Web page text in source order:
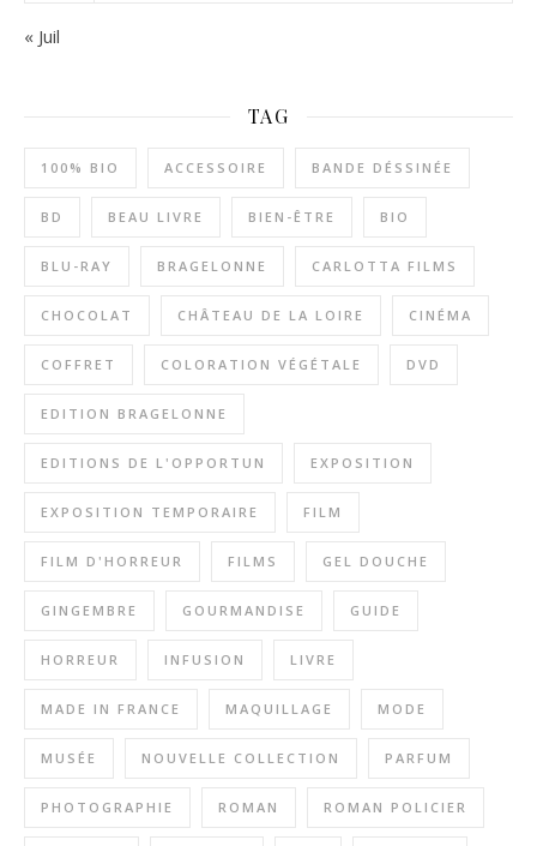
« Juil
TAG
100% BIO ACCESSOIRE BANDE DÉSSINÉE
BD BEAU LIVRE BIEN-ÊTRE BIO
BLU-RAY BRAGELONNE CARLOTTA FILMS
CHOCOLAT CHÂTEAU DE LA LOIRE CINÉMA
COFFRET COLORATION VÉGÉTALE DVD
EDITION BRAGELONNE
EDITIONS DE L'OPPORTUN EXPOSITION
EXPOSITION TEMPORAIRE FILM
FILM D'HORREUR FILMS GEL DOUCHE
GINGEMBRE GOURMANDISE GUIDE
HORREUR INFUSION LIVRE
MADE IN FRANCE MAQUILLAGE MODE
MUSÉE NOUVELLE COLLECTION PARFUM
PHOTOGRAPHIE ROMAN ROMAN POLICIER